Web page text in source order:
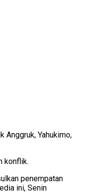
Anggruk, Yahukimo,
konflik.
penempatan
ini, Senin